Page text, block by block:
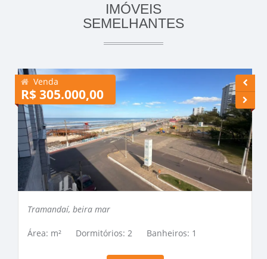
IMÓVEIS
SEMELHANTES
Venda
R$ 305.000,00
Tramandaí, beira mar
Área: m² Dormitórios: 2 Banheiros: 1